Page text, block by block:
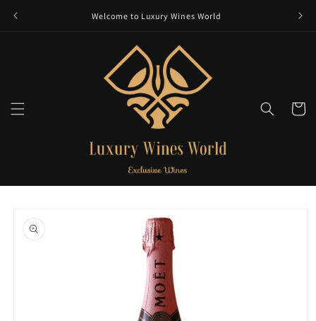
Welcome to Luxury Wines World
Panier
informations
produits